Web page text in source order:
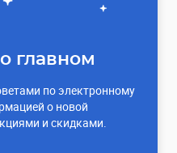
главном
по электронному
о новой
и скидками.